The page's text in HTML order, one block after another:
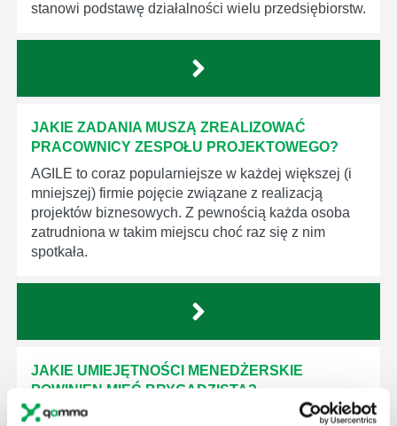
stanowi podstawę działalności wielu przedsiębiorstw.
JAKIE ZADANIA MUSZĄ ZREALIZOWAĆ
PRACOWNICY ZESPOŁU PROJEKTOWEGO?
AGILE to coraz popularniejsze w każdej większej (i
mniejszej) firmie pojęcie związane z realizacją
projektów biznesowych. Z pewnością każda osoba
zatrudniona w takim miejscu choć raz się z nim
spotkała.
JAKIE UMIEJĘTNOŚCI MENEDŻERSKIE
POWINIEN MIEĆ BRYGADZISTA?
Nawet zespół złożony z doskonale wykształconych i